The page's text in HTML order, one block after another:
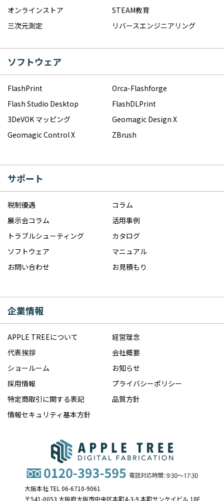
オンラインストア
STEAM教育
三次元測定
リバースエンジニアリング
ソフトウェア
FlashPrint
Orca-Flashforge
Flash Studio Desktop
FlashDLPrint
3DeVOK マッピング
Geomagic Design X
Geomagic Control X
ZBrush
サポート
税制優遇
コラム
展示会コラム
活用事例
トラブルシューティング
カタログ
ソフトウェア
マニュアル
お問い合わせ
お見積もり
企業情報
APPLE TREEについて
経営理念
代表挨拶
会社概要
ショールーム
お知らせ
採用情報
プライバシーポリシー
特定商取引に関する表記
品質方針
情報セキュリティ基本方針
大阪本社 TEL 06-6710-9061
〒541-0053 大阪府大阪市中央区本町4-3-9 本町サンケイビル 18F